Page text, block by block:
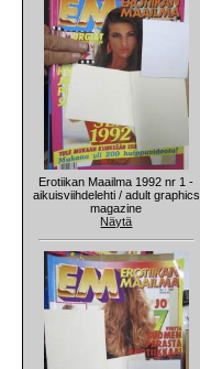
Erotiikan Maailma 1992 nr 1 -
aikuisviihdelehti / adult graphics
magazine
Näytä